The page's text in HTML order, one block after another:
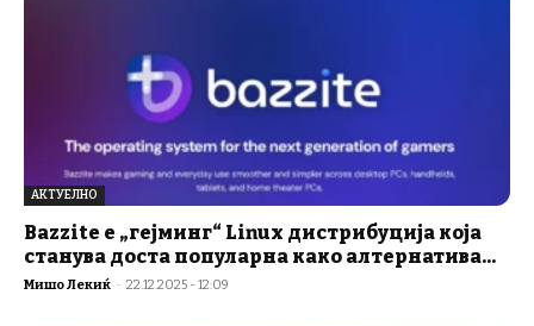
АКТУЕЛНО
Bazzite е „гејминг“ Linux дистрибуција која
станува доста популарна како алтернатива...
Мишо Лекиќ - 22.12.2025 - 12:09